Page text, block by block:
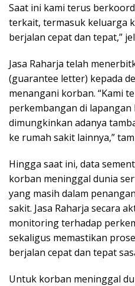
Saat ini kami terus
terkait, termasuk keluarga
berjalan cepat dan tepat,”
Jasa Raharja telah
(guarantee letter) kepada
menangani korban. “Kami
perkembangan di lapangan
dimungkinkan adanya
ke rumah sakit lainnya,”
Hingga saat ini, data
korban meninggal dunia
yang masih dalam
sakit. Jasa Raharja secara
monitoring terhadap
sekaligus memastikan
berjalan cepat dan tepat
Untuk korban meninggal